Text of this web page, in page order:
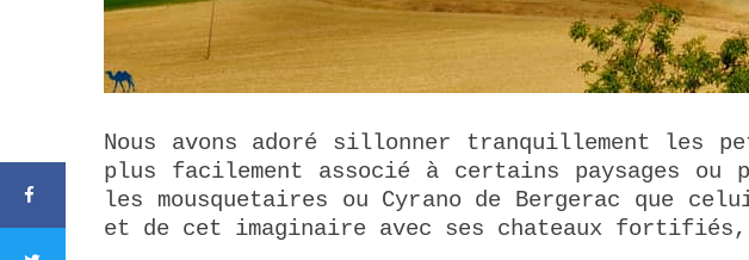
Nous avons adoré sillonner tranquillement les
plus facilement associé à certains paysages ou
les mousquetaires ou Cyrano de Bergerac que
et de cet imaginaire avec ses chateaux